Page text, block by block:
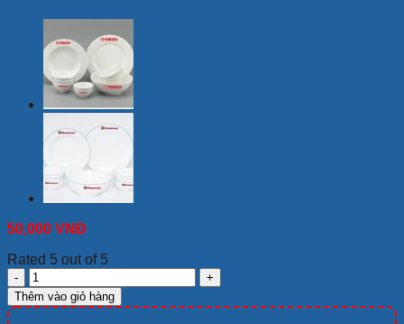
50,000 VNĐ
Rated 5 out of 5
Bộ
Đồ
Ăn
Thêm vào giỏ hàng